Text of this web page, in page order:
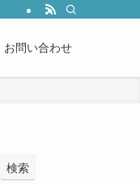
お問い合わせ
検索